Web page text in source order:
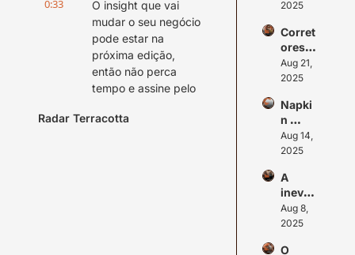
0:33
O insight que vai
mudar o seu negócio
pode estar na
próxima edição,
então não perca
tempo e assine pelo
você acessa a
Radar Terracotta
ou. E
?
2025
Corret
ores
agora
pode
vende
r
token
s de
s
Aug 21,
2025
Napki
n
Fundi
ng
iário
Aug 14,
2025
A
inevita
bilida
de do
Living
Aug 8,
2025
O